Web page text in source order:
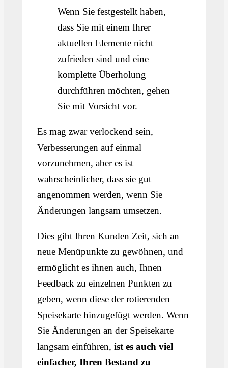
Wenn Sie festgestellt haben,
dass Sie mit einem Ihrer
aktuellen Elemente nicht
zufrieden sind und eine
komplette Überholung
durchführen möchten, gehen
Sie mit Vorsicht vor.
Es mag zwar verlockend sein,
Verbesserungen auf einmal
vorzunehmen, aber es ist
wahrscheinlicher, dass sie gut
angenommen werden, wenn Sie
Änderungen langsam umsetzen.
Dies gibt Ihren Kunden Zeit, sich an
neue Menüpunkte zu gewöhnen, und
ermöglicht es ihnen auch, Ihnen
Feedback zu einzelnen Punkten zu
geben, wenn diese der rotierenden
Speisekarte hinzugefügt werden. Wenn
Sie Änderungen an der Speisekarte
langsam einführen,ist es auch viel
einfacher, Ihren Bestand zu